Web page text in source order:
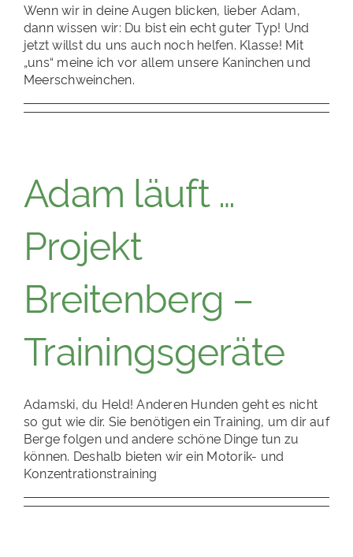
Wenn wir in deine Augen blicken, lieber Adam,
dann wissen wir: Du bist ein echt guter Typ! Und
jetzt willst du uns auch noch helfen. Klasse! Mit
„uns“ meine ich vor allem unsere Kaninchen und
Meerschweinchen.
Adam läuft …
Projekt
Breitenberg –
Trainingsgeräte
Adamski, du Held! Anderen Hunden geht es nicht
so gut wie dir. Sie benötigen ein Training, um dir auf
Berge folgen und andere schöne Dinge tun zu
können. Deshalb bieten wir ein Motorik- und
Konzentrationstraining